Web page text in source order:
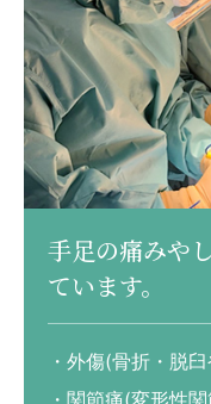
手足の痛みや
ています。
・外傷(骨折・脱